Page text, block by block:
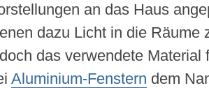
an das Haus
dazu Licht in die Räume
das verwendete Material
Aluminium-Fenstern dem